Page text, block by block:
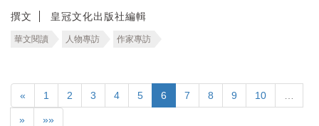
撰文 皇冠文化出版社編輯
華文閱讀 人物專訪 作家專訪
« 1 2 3 4 5 6 7 8 9 10
» »»